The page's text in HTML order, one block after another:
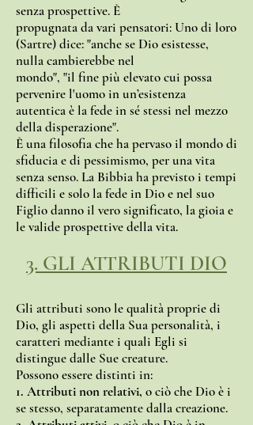
senza prospettive. È
propugnata da vari pensatori: Uno di loro
(Sartre) dice: "anche se Dio esistesse,
nulla cambierebbe nel
mondo", "il fine più elevato cui possa
pervenire l'uomo in un’esistenza
autentica è la fede in sé stessi nel mezzo
della disperazione".
È una filosofia che ha pervaso il mondo di
sfiducia e di pessimismo, per una vita
senza senso. La Bibbia ha previsto i tempi
difficili e solo la fede in Dio e nel suo
Figlio danno il vero significato, la gioia e
le valide prospettive della vita.
3. GLI ATTRIBUTI DIO
Gli attributi sono le qualità proprie di
Dio, gli aspetti della Sua personalità, i
caratteri mediante i quali Egli si
distingue dalle Sue creature.
Possono essere distinti in:
1. Attributi non relativi, o ciò che Dio è i
se stesso, separatamente dalla creazione.